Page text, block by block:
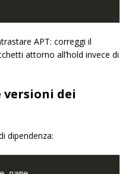
APT: correggi il
attorno all’hold invece di
versioni dei
dipendenza: